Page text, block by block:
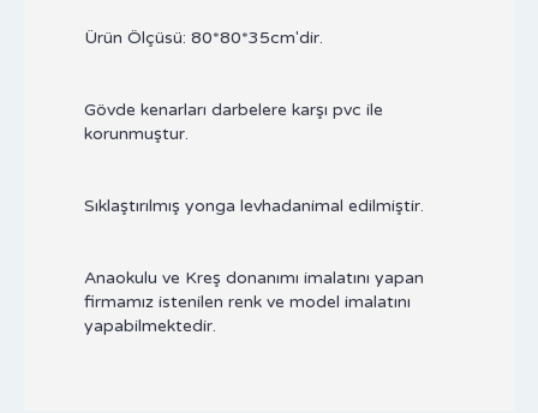
Ürün Ölçüsü: 80*80*35cm'dir.
Gövde kenarları darbelere karşı pvc ile
korunmuştur.
Sıklaştırılmış yonga levhadanimal edilmiştir.
Anaokulu ve Kreş donanımı imalatını yapan
firmamız istenilen renk ve model imalatını
yapabilmektedir.